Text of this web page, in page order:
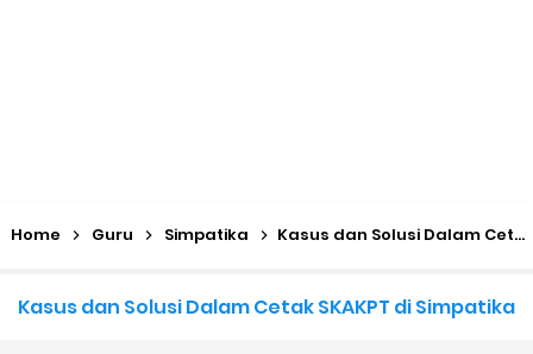
Daftar Penerima PIP MI, MTs, dan MA Tahap I 2026
Home Guru Simpatika Kasus dan Solusi Dalam Cetak SKAKPT di Simpatika
Kasus dan Solusi Dalam Cetak SKAKPT di Simpatika